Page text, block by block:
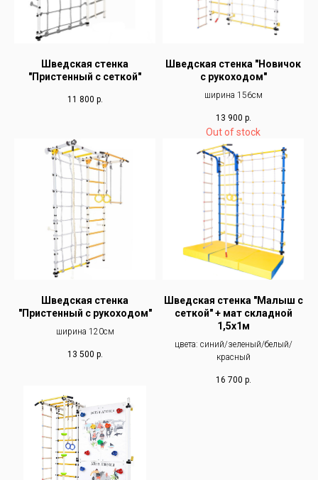
Шведская стенка
"Пристенный с сеткой"
11 800 р.
Шведская стенка "Новичок
с рукоходом"
ширина 156см
13 900 р.
Out of stock
Шведская стенка
"Пристенный с рукоходом"
ширина 120см
13 500 р.
Шведская стенка "Малыш с
сеткой" + мат складной
1,5х1м
цвета: синий/зеленый/белый/
красный
16 700 р.